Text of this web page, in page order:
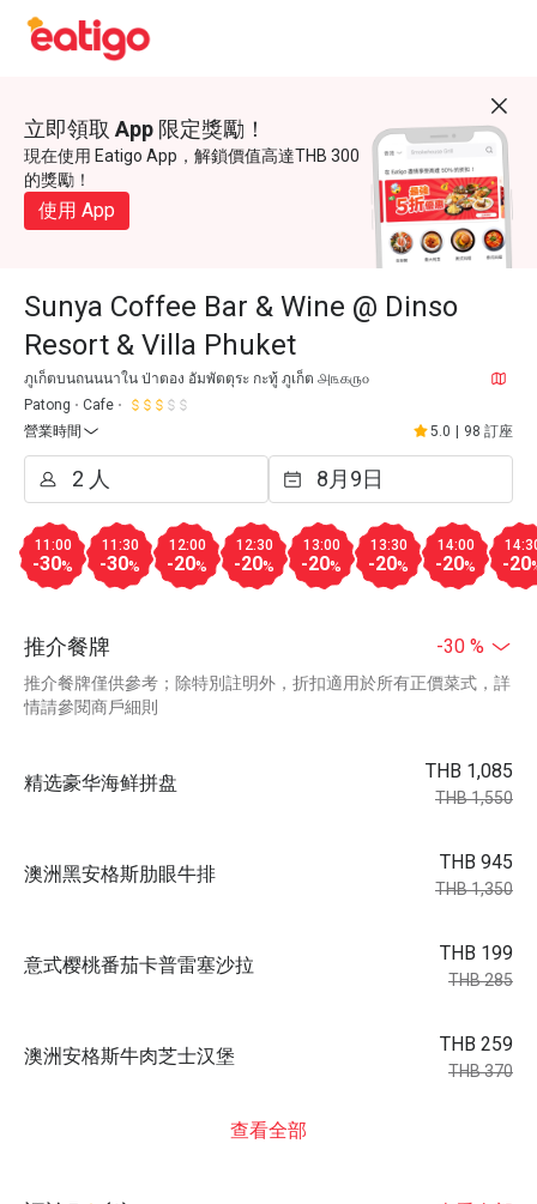
立即領取 App 限定獎勵！
現在使用 Eatigo App，解鎖價值高達THB 300
的獎勵！
使用 App
Sunya Coffee Bar & Wine @ Dinso
Resort & Villa Phuket
ภูเก็ตบนถนนนาใน ป่าตอง อัมพัตตุระ กะทู้ ภูเก็ต ௮௩௧௫௦
Patong
Cafe
營業時間
5.0 98 訂座
11:00
-30%
11:30
-30%
12:00
-20%
12:30
-20%
13:00
-20%
13:30
-20%
14:00
-20% -20
推介餐牌 -30 %
推介餐牌僅供參考；除特別註明外，折扣適用於所有正價菜式，詳
情請參閱商戶細則
精选豪华海鲜拼盘
THB 1,085
THB 1,550
澳洲黑安格斯肋眼牛排
THB 945
THB 1,350
意式樱桃番茄卡普雷塞沙拉
THB 199
THB 285
澳洲安格斯牛肉芝士汉堡
THB 259
THB 370
查看全部